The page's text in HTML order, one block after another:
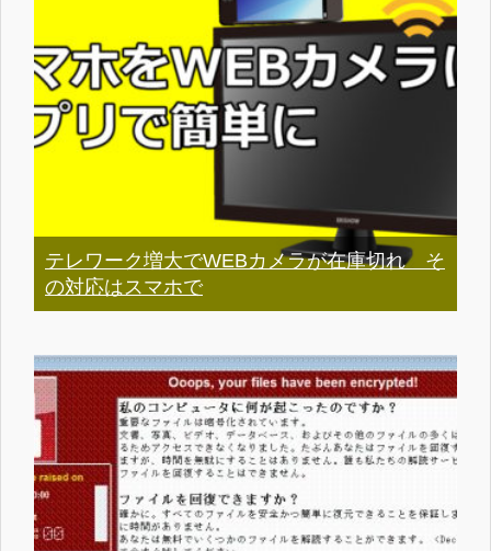
テレワーク増大でWEBカメラが在庫切れ そ
の対応はスマホで